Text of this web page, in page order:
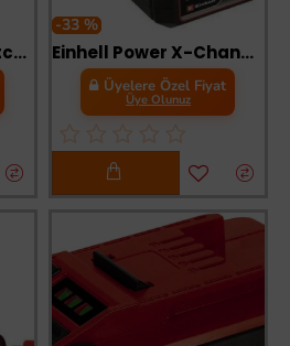
Einhell Power X-Fastcharger 4A Hızlı Şarj Cihazı
-33 %
Einhell Power X-Change 2,5 Ah Akü ve Şarj Cihazı Seti
Üyelere Özel Fiyat
Üye Olunuz